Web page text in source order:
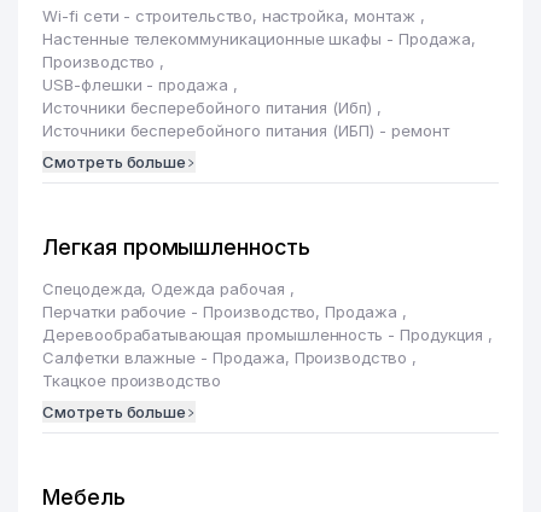
Wi-fi сети - строительство, настройка, монтаж ,
Настенные телекоммуникационные шкафы - Продажа,
Производство ,
USB-флешки - продажа ,
Источники бесперебойного питания (Ибп) ,
Источники бесперебойного питания (ИБП) - ремонт
Смотреть больше
Легкая промышленность
Спецодежда, Одежда рабочая ,
Перчатки рабочие - Производство, Продажа ,
Деревообрабатывающая промышленность - Продукция ,
Салфетки влажные - Продажа, Производство ,
Ткацкое производство
Смотреть больше
Мебель